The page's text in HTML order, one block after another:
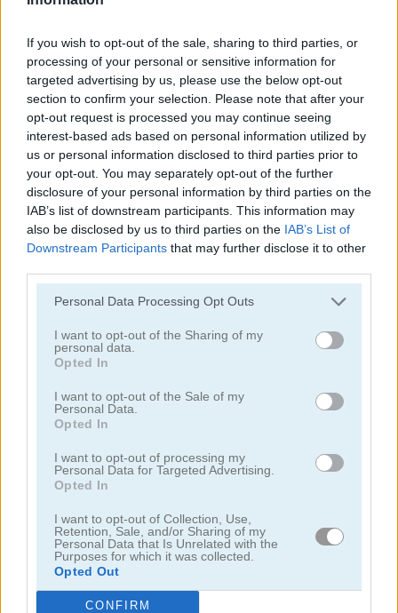
If you wish to opt-out of the sale, sharing to third parties, or
processing of your personal or sensitive information for
targeted advertising by us, please use the below opt-out
section to confirm your selection. Please note that after your
opt-out request is processed you may continue seeing
interest-based ads based on personal information utilized by
us or personal information disclosed to third parties prior to
your opt-out. You may separately opt-out of the further
disclosure of your personal information by third parties on the
IAB’s list of downstream participants. This information may
also be disclosed by us to third parties on the IAB’s List of
Downstream Participants that may further disclose it to other
Personal Data Processing Opt Outs
I want to opt-out of the Sharing of my
personal data.
Opted In
I want to opt-out of the Sale of my
Personal Data.
Opted In
I want to opt-out of processing my
Personal Data for Targeted Advertising.
Opted In
I want to opt-out of Collection, Use,
Retention, Sale, and/or Sharing of my
Personal Data that Is Unrelated with the
Purposes for which it was collected.
Opted Out
CONFIRM
juegos de alienígenas
juegos de tiro con arco
juegos de ejército
juegos de batalla
juegos de cañones
juegos de vaqueros
fáciles
juegos de peleas
juegos de armas
difíciles
juegos de caza